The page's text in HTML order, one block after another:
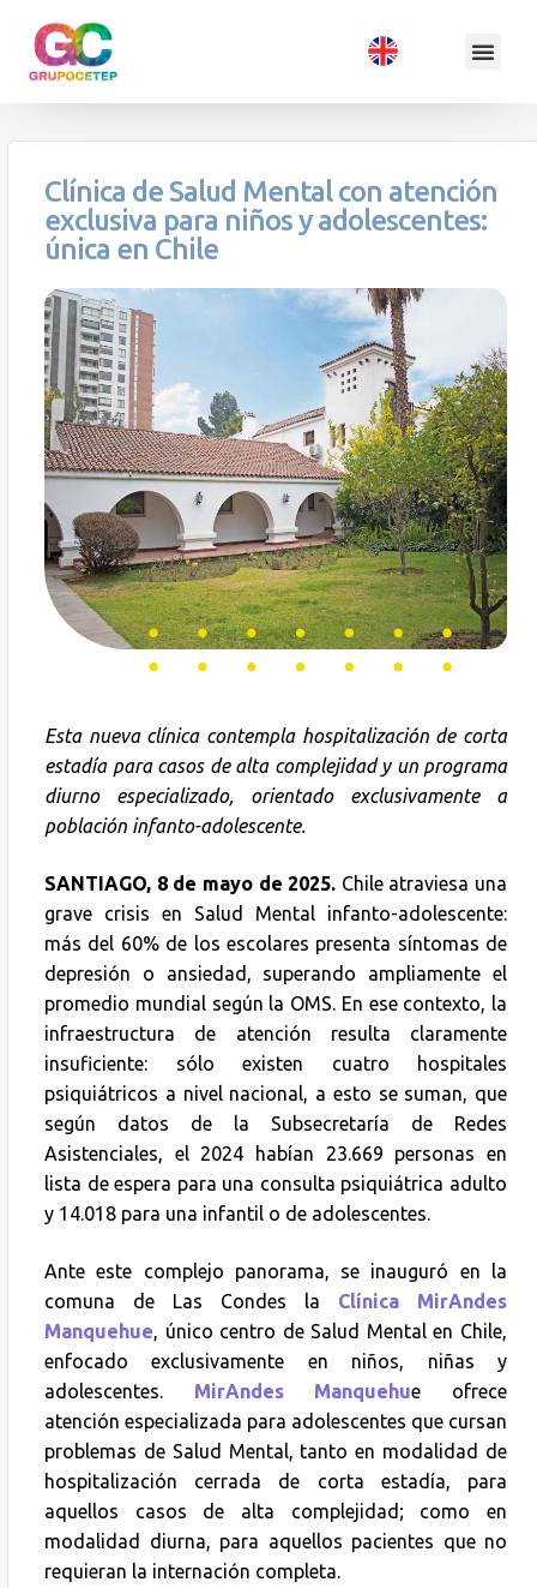
Clínica de Salud Mental con atención
exclusiva para niños y adolescentes:
única en Chile
Esta nueva clínica contempla hospitalización de corta
estadía para casos de alta complejidad y un programa
diurno especializado, orientado exclusivamente a
población infanto-adolescente.
SANTIAGO, 8 de mayo de 2025. Chile atraviesa una
grave crisis en Salud Mental infanto-adolescente:
más del 60% de los escolares presenta síntomas de
depresión o ansiedad, superando ampliamente el
promedio mundial según la OMS. En ese contexto, la
infraestructura de atención resulta claramente
insuficiente: sólo existen cuatro hospitales
psiquiátricos a nivel nacional, a esto se suman, que
según datos de la Subsecretaría de Redes
Asistenciales, el 2024 habían 23.669 personas en
lista de espera para una consulta psiquiátrica adulto
y 14.018 para una infantil o de adolescentes.
Ante este complejo panorama, se inauguró en la
comuna de Las Condes la Clínica MirAndes
Manquehue, único centro de Salud Mental en Chile,
enfocado exclusivamente en niños, niñas y
adolescentes. MirAndes Manquehue ofrece
atención especializada para adolescentes que cursan
problemas de Salud Mental, tanto en modalidad de
hospitalización cerrada de corta estadía, para
aquellos casos de alta complejidad; como en
modalidad diurna, para aquellos pacientes que no
requieran la internación completa.